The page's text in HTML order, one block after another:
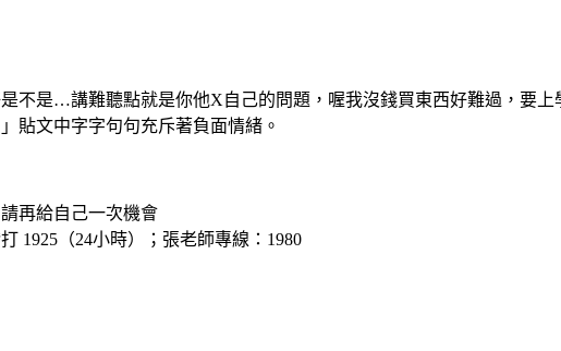
不是…講難聽點就是你他X自己的問題，喔我沒錢買東西好難過，要
貼文中字字句句充斥著負面情緒。
再給自己一次機會
1925（24小時）；張老師專線：1980